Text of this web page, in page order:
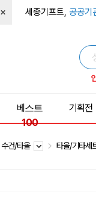
× 세종기프트, 공공기
베스트
100
기획전
수건/타올 타올/기타